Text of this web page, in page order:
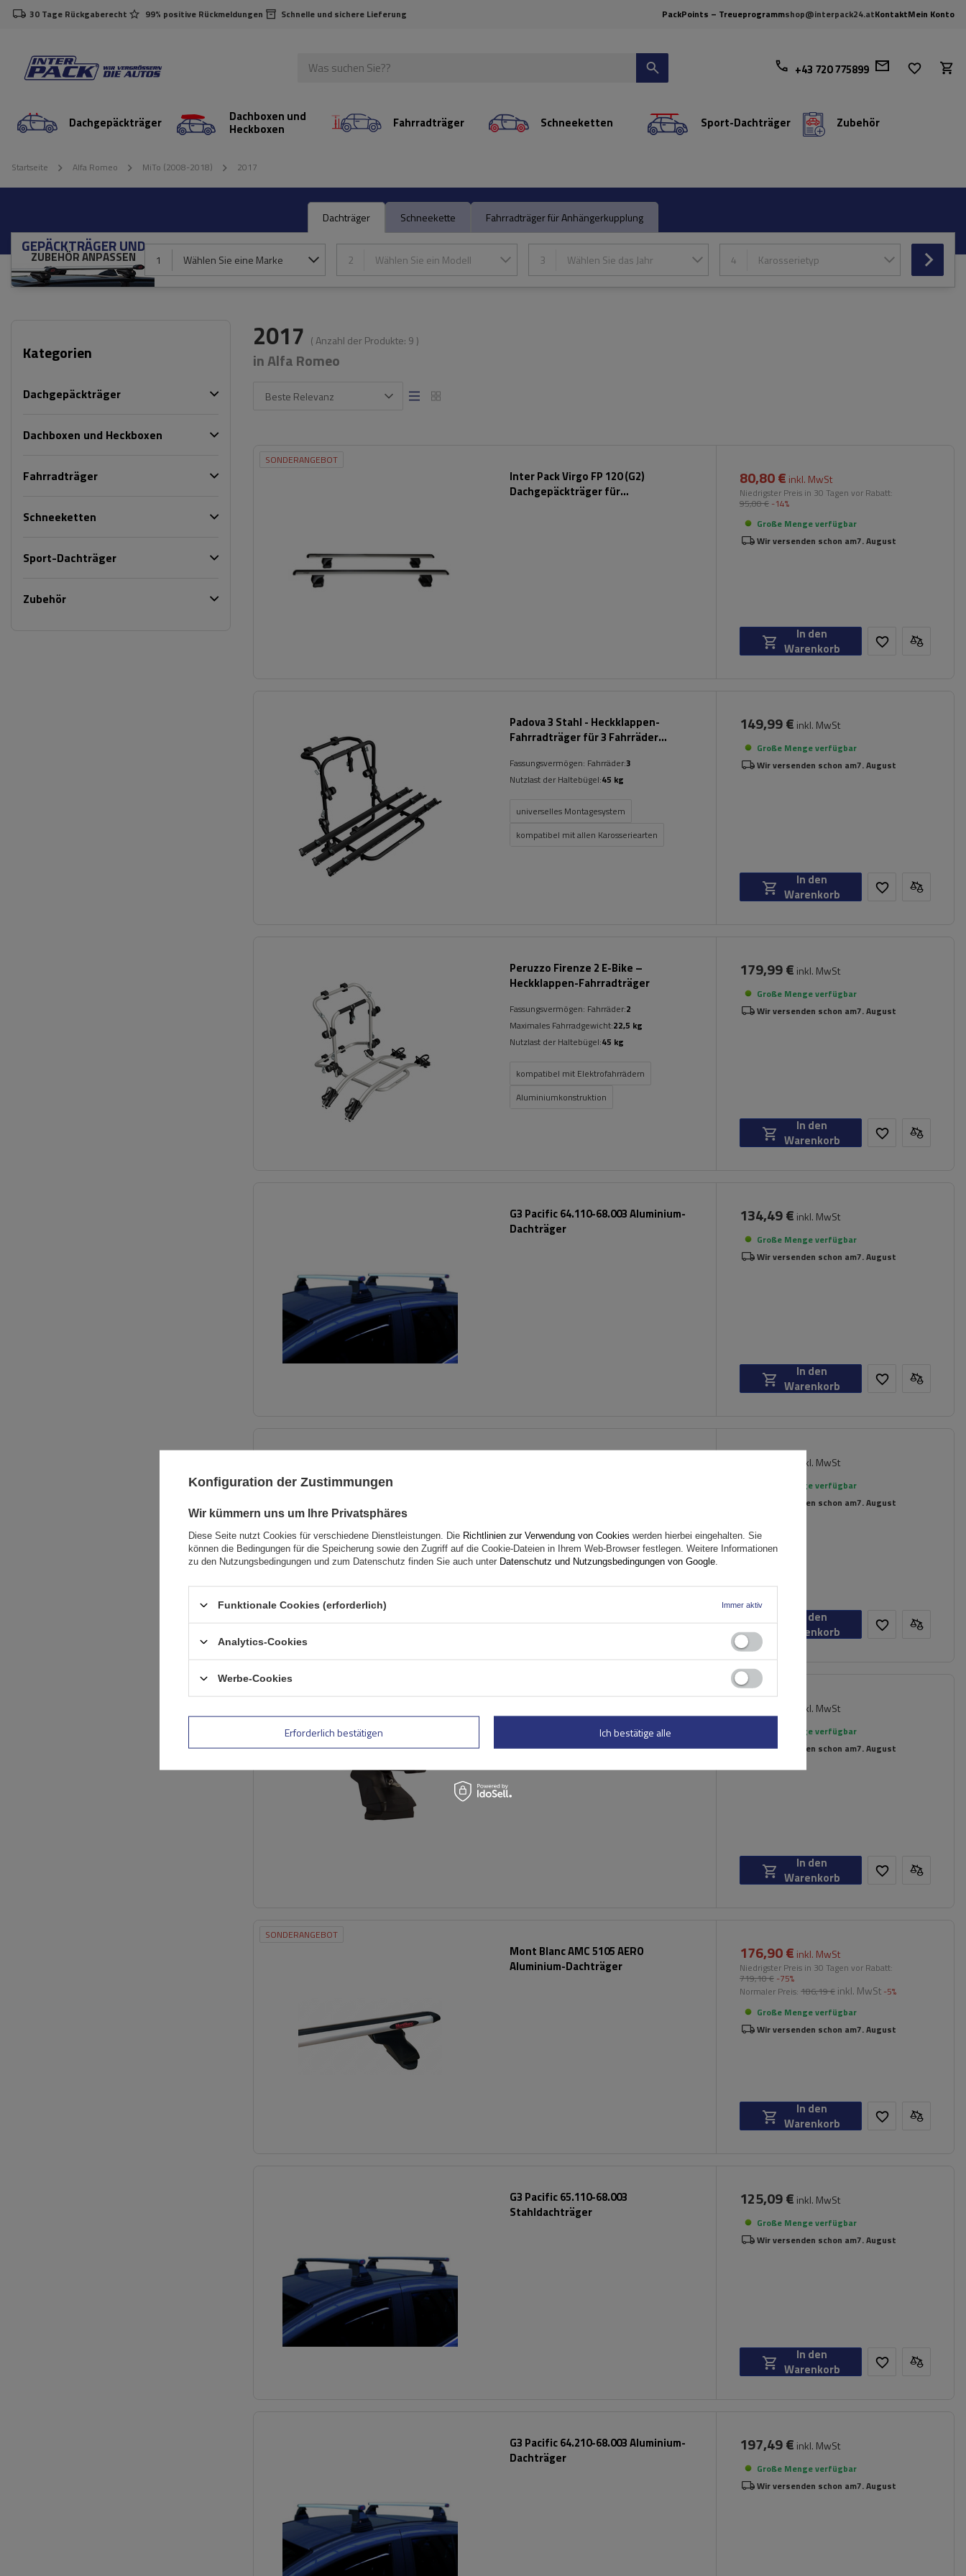
30 Tage Rückgaberecht 99% positive Rückmeldungen Schnelle und sichere Lieferung PackPoints – Treueprogrammshop@interpack24.atKontaktMein Konto
+43 720 775899
Dachgepäckträger Dachboxen und
Heckboxen Fahrradträger Schneeketten Sport-Dachträger Zubehör
Startseite Alfa Romeo MiTo (2008-2018) 2017
Dachträger Schneekette Fahrradträger für Anhängerkupplung
GEPÄCKTRÄGER UND
ZUBEHÖR ANPASSEN 1 Wählen Sie eine Marke 2 Wählen Sie ein Modell 3 Wählen Sie das Jahr 4 Karosserietyp
Kategorien
Dachgepäckträger
Dachboxen und Heckboxen
Fahrradträger
Schneeketten
Sport-Dachträger
Zubehör
2017 ( Anzahl der Produkte: 9 )
in Alfa Romeo
Beste Relevanz
SONDERANGEBOT
Inter Pack Virgo FP 120 (G2)
Dachgepäckträger für
80,80 € inkl. MwSt
Niedrigster Preis in 30 Tagen vor Rabatt:
95,00 € -14%
Große Menge verfügbar
Wir versenden schon am7. August
In den
Warenkorb
Padova 3 Stahl - Heckklappen-
Fahrradträger für 3 Fahrräder
Fassungsvermögen: Fahrräder:3
Nutzlast der Haltebügel:45 kg
universelles Montagesystem
kompatibel mit allen Karosseriearten
149,99 € inkl. MwSt
Große Menge verfügbar
Wir versenden schon am7. August
In den
Warenkorb
Peruzzo Firenze 2 E-Bike –
Heckklappen-Fahrradträger
Fassungsvermögen: Fahrräder:2
Maximales Fahrradgewicht:22,5 kg
Nutzlast der Haltebügel:45 kg
kompatibel mit Elektrofahrrädern
Aluminiumkonstruktion
179,99 € inkl. MwSt
Große Menge verfügbar
Wir versenden schon am7. August
In den
Warenkorb
G3 Pacific 64.110-68.003 Aluminium-
Dachträger
134,49 € inkl. MwSt
Große Menge verfügbar
Wir versenden schon am7. August
In den
Warenkorb
inkl. MwSt
Große Menge verfügbar
Wir versenden schon am7. August
In den
Warenkorb
Dachgepäckträger aus Stahl
inkl. MwSt
Große Menge verfügbar
Wir versenden schon am7. August
In den
Warenkorb
SONDERANGEBOT
Mont Blanc AMC 5105 AERO
Aluminium-Dachträger
176,90 € inkl. MwSt
Niedrigster Preis in 30 Tagen vor Rabatt:
719,10 € -75%
Normaler Preis: 186,19 € inkl. MwSt -5%
Große Menge verfügbar
Wir versenden schon am7. August
In den
Warenkorb
G3 Pacific 65.110-68.003
Stahldachträger
125,09 € inkl. MwSt
Große Menge verfügbar
Wir versenden schon am7. August
In den
Warenkorb
G3 Pacific 64.210-68.003 Aluminium-
Dachträger
197,49 € inkl. MwSt
Große Menge verfügbar
Wir versenden schon am7. August
Konfiguration der Zustimmungen
Wir kümmern uns um Ihre Privatsphäres
Diese Seite nutzt Cookies für verschiedene Dienstleistungen. Die Richtlinien zur Verwendung von Cookies werden hierbei eingehalten. Sie
können die Bedingungen für die Speicherung sowie den Zugriff auf die Cookie-Dateien in Ihrem Web-Browser festlegen. Weitere Informationen
zu den Nutzungsbedingungen und zum Datenschutz finden Sie auch unter Datenschutz und Nutzungsbedingungen von Google
Funktionale Cookies (erforderlich) Immer aktiv
Analytics-Cookies
Werbe-Cookies
Erforderlich bestätigen Ich bestätige alle